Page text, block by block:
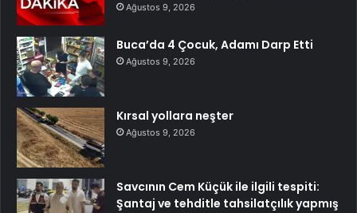
Ağustos 9, 2026
Buca’da 4 Çocuk, Adamı Darp Etti
Ağustos 9, 2026
Kırsal yollara neşter
Ağustos 9, 2026
Savcının Cem Küçük ile ilgili tespiti:
Şantaj ve tehditle tahsilatçılık yapmış